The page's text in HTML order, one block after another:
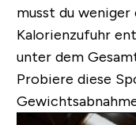
musst du weniger
Kalorienzufuhr
unter dem
Probiere diese